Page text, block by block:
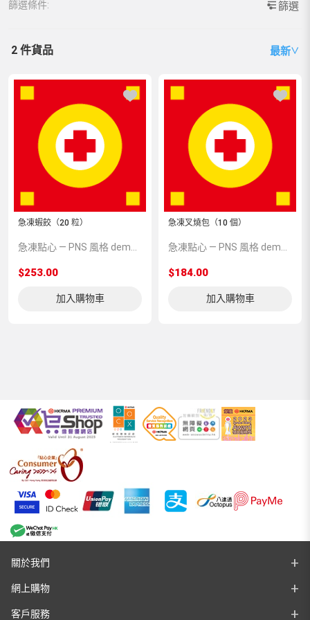
篩選條件: 篩選
2 件貨品 最新∨
急凍蝦餃（20 粒）
$253.00
加入購物車
急凍叉燒包（10 個）
$184.00
加入購物車
關於我們
網上購物
客戶服務